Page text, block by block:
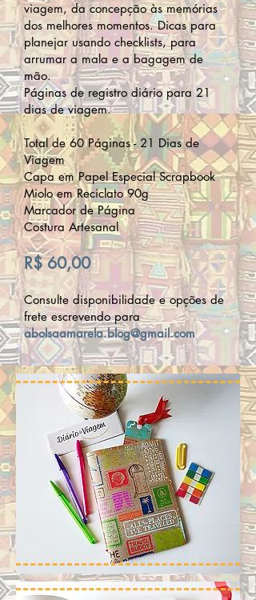
viagem, da concepção às memórias
dos melhores momentos. Dicas para
planejar usando checklists, para
arrumar a mala e a bagagem de
mão.
Páginas de registro diário para 21
dias de viagem.
Total de 60 Páginas - 21 Dias de
Viagem
Capa em Papel Especial Scrapbook
Miolo em Reciclato 90g
Marcador de Página
Costura Artesanal
R$ 60,00
Consulte disponibilidade e opções de
frete escrevendo para
abolsaamarela.blog@gmail.com